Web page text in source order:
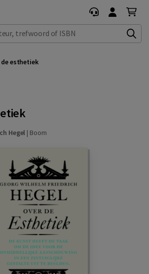
trefwoord of ISBN
de esthetiek
Hegel | Boom